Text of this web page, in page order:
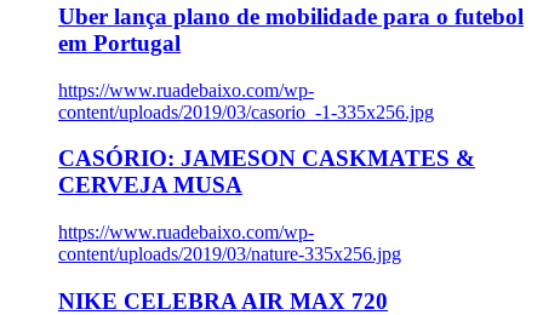
Uber lança plano de mobilidade para o futebol
em Portugal
https://www.ruadebaixo.com/wp-
content/uploads/2019/03/casorio_-1-335x256.jpg
CASÓRIO: JAMESON CASKMATES &
CERVEJA MUSA
https://www.ruadebaixo.com/wp-
content/uploads/2019/03/nature-335x256.jpg
NIKE CELEBRA AIR MAX 720